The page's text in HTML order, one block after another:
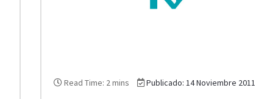
Read Time: 2 mins Publicado: 14 Noviembre 2011